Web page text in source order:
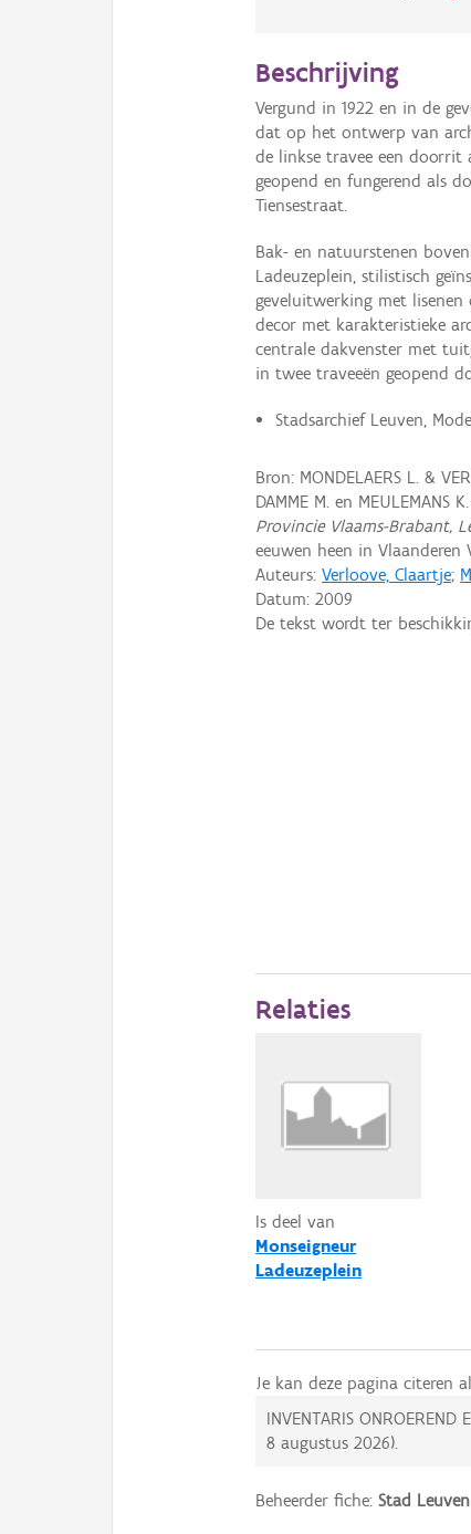
Beschrijving
Vergund in 1922 en in de
dat op het ontwerp van
de linkse travee een doorrit
geopend en fungerend als
Tiensestraat.
Bak- en natuurstenen
Ladeuzeplein, stilistisch
geveluitwerking met lisenen
decor met karakteristieke
centrale dakvenster met
in twee traveeën geopend
Stadsarchief Leuven,
Bron: MONDELAERS L. &
DAMME M. en MEULEMANS
Provincie Vlaams-Brabant,
eeuwen heen in Vlaanderen
Auteurs:Verloove, Claartje;
Datum:2009
De tekst wordt ter
Relaties
Is deel van
Monseigneur
Ladeuzeplein
Je kan deze pagina citeren
INVENTARIS ONROEREND
8 augustus 2026).
Beheerder fiche:Stad Leuven